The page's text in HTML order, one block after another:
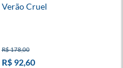
Verão Cruel
R$ 178,00
R$ 92,60